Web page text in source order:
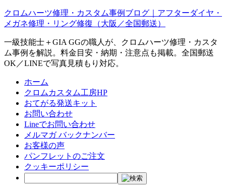
クロムハーツ修理・カスタム事例ブログ｜アフターダイヤ・
メガネ修理・リング修復（大阪／全国郵送）
一級技能士＋GIA GGの職人が、クロムハーツ修理・カスタ
ム事例を解説。料金目安・納期・注意点も掲載。全国郵送
OK／LINEで写真見積もり対応。
ホーム
クロムカスタム工房HP
おてがる発送キット
お問い合わせ
Lineでお問い合わせ
メルマガ バックナンバー
お客様の声
パンフレットのご注文
クッキーポリシー